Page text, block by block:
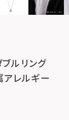
ルリング
アレルギー